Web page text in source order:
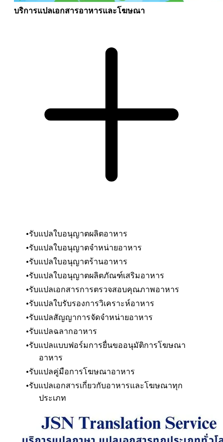
บริการแปลเอกสารอาหารและโฆษณา
รับแปลใบอนุญาตผลิตอาหาร
รับแปลใบอนุญาตจำหน่ายอาหาร
รับแปลใบอนุญาตร้านอาหาร
รับแปลใบอนุญาตผลิตภัณฑ์เสริมอาหาร
รับแปลเอกสารการตรวจสอบคุณภาพอาหาร
รับแปลใบรับรองการวิเคราะห์อาหาร
รับแปลสัญญาการจัดจำหน่ายอาหาร
รับแปลฉลากอาหาร
รับแปลแบบฟอร์มการยื่นขออนุมัติการโฆษณา
อาหาร
รับแปลคู่มือการโฆษณาอาหาร
รับแปลเอกสารเกี่ยวกับอาหารและโฆษณาทุก
ประเภท